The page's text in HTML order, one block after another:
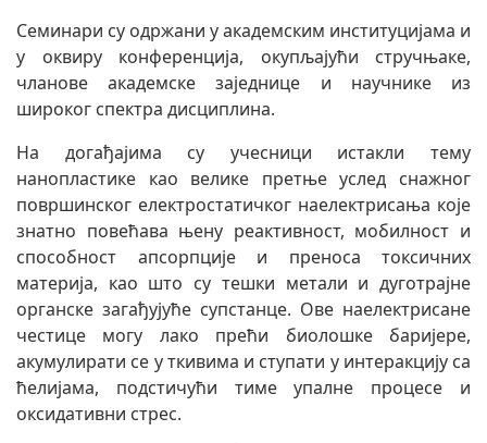
Семинари су одржани у академским институцијама и
у оквиру конференција, окупљајући стручњаке,
чланове академске заједнице и научнике из
широког спектра дисциплина.
На догађајима су учесници истакли тему
нанопластике као велике претње услед снажног
површинског електростатичког наелектрисања које
знатно повећава њену реактивност, мобилност и
способност апсорпције и преноса токсичних
материја, као што су тешки метали и дуготрајне
органске загађујуће супстанце. Ове наелектрисане
честице могу лако прећи биолошке баријере,
акумулирати се у ткивима и ступати у интеракцију сa
ћелијама, подстичући тиме упалне процесе и
оксидативни стрес.